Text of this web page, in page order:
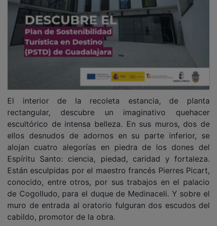
rectangular, descubre un imaginativo quehacer
escultórico de intensa belleza. En sus muros, dos de
ellos desnudos de adornos en su parte inferior, se
alojan cuatro alegorías en piedra de los dones del
Espíritu Santo: ciencia, piedad, caridad y fortaleza.
Están esculpidas por el maestro francés Pierres Picart,
conocido, entre otros, por sus trabajos en el palacio
de Cogolludo, para el duque de Medinaceli. Y sobre el
muro de entrada al oratorio fulguran dos escudos del
cabildo, promotor de la obra.